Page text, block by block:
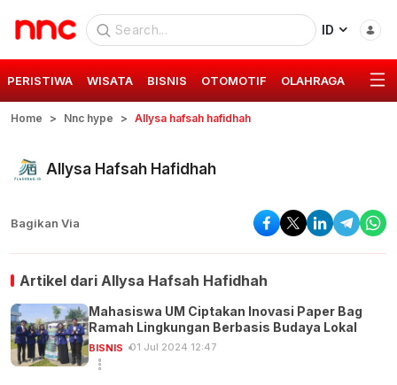
ID
PERISTIWA WISATA BISNIS OTOMOTIF OLAHRAGA GAYA
Home Nnc hype Allysa hafsah hafidhah
Allysa Hafsah Hafidhah
Bagikan Via
Artikel dari Allysa Hafsah Hafidhah
Mahasiswa UM Ciptakan Inovasi Paper Bag
Ramah Lingkungan Berbasis Budaya Lokal
BISNIS 01 Jul 2024 12:47